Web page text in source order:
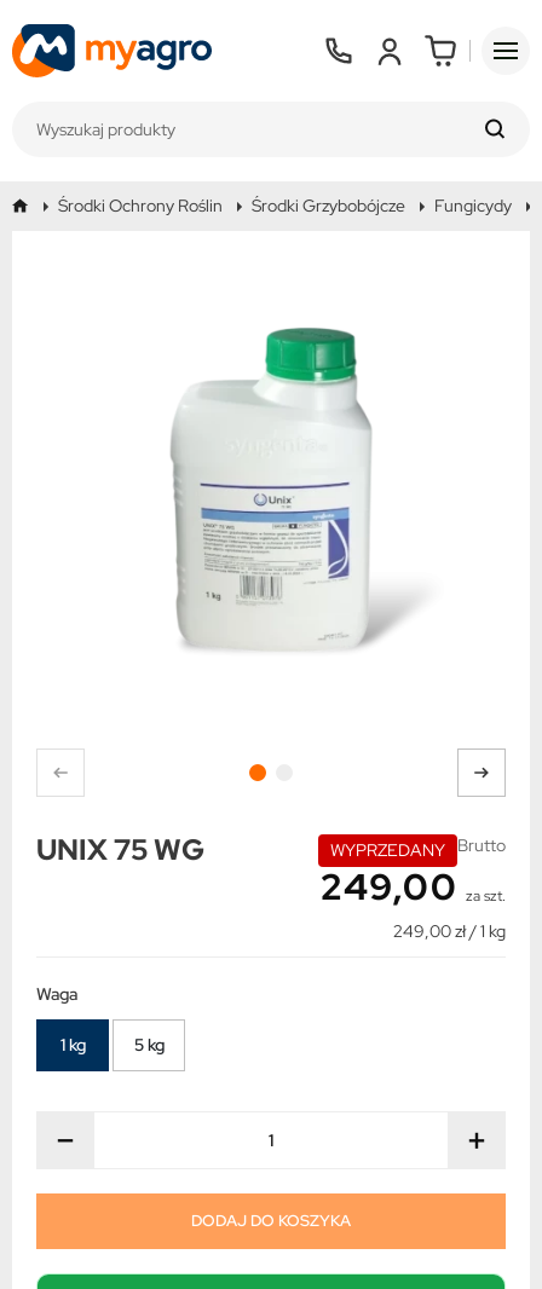
Środki Ochrony Roślin Środki Grzybobójcze Fungicydy
UNIX 75 WG WYPRZEDANY Brutto
249,00 za szt.
249,00 zł / 1 kg
Waga
1 kg 5 kg
− +
DODAJ DO KOSZYKA